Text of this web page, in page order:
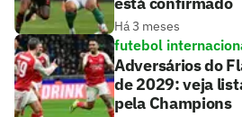
Há 3 meses
futebol
Adversários do
de 2029: veja
pela Champions